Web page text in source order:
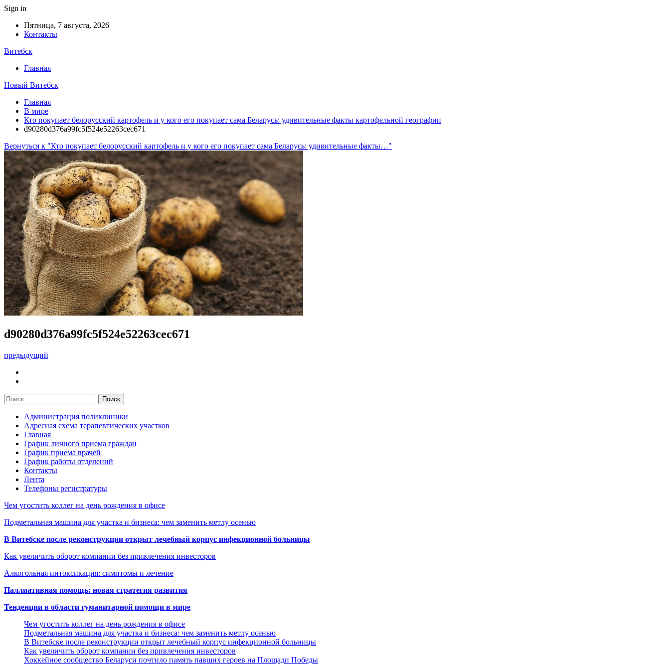
Sign in
Пятница, 7 августа, 2026
Контакты
Витебск
Главная
Новый Витебск
Главная
В мире
Кто покупает белорусский картофель и у кого его покупает сама Беларусь: удивительные факты картофельной географии
d90280d376a99fc5f524e52263cec671
Вернуться к "Кто покупает белорусский картофель и у кого его покупает сама Беларусь: удивительные факты…"
d90280d376a99fc5f524e52263cec671
предыдущий
Администрация поликлиники
Адресная схема терапевтических участков
Главная
График личного приема граждан
График приема врачей
График работы отделений
Контакты
Лента
Телефоны регистратуры
Чем угостить коллег на день рождения в офисе
Подметальная машина для участка и бизнеса: чем заменить метлу осенью
В Витебске после реконструкции открыт лечебный корпус инфекционной больницы
Как увеличить оборот компании без привлечения инвесторов
Алкогольная интоксикация: симптомы и лечение
Паллиативная помощь: новая стратегия развития
Тенденции в области гуманитарной помощи в мире
Чем угостить коллег на день рождения в офисе
Подметальная машина для участка и бизнеса: чем заменить метлу осенью
В Витебске после реконструкции открыт лечебный корпус инфекционной больницы
Как увеличить оборот компании без привлечения инвесторов
Хоккейное сообщество Беларуси почтило память павших героев на Площади Победы